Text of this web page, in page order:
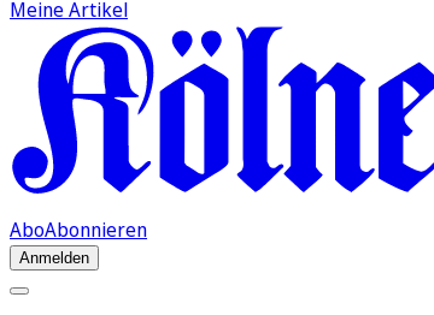
Meine Artikel
AboAbonnieren
Anmelden